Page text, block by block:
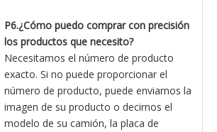
P6.¿Cómo puedo comprar con precisión
los productos que necesito?
Necesitamos el número de producto
exacto. Si no puede proporcionar el
número de producto, puede enviarnos la
imagen de su producto o decirnos el
modelo de su camión, la placa de